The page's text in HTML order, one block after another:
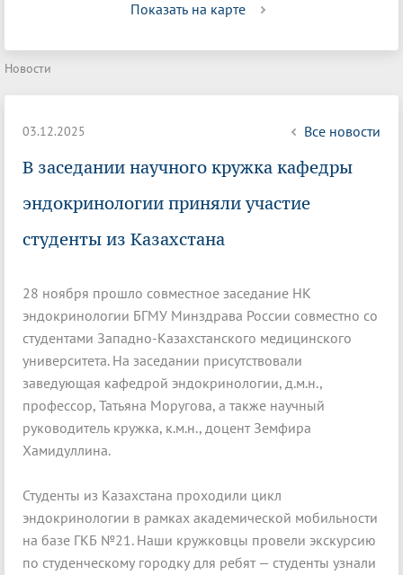
Показать на карте
Новости
03.12.2025 Все новости
В заседании научного кружка кафедры
эндокринологии приняли участие
студенты из Казахстана
28 ноября прошло совместное заседание НК
эндокринологии БГМУ Минздрава России совместно со
студентами Западно-Казахстанского медицинского
университета. На заседании присутствовали
заведующая кафедрой эндокринологии, д.м.н.,
профессор, Татьяна Моругова, а также научный
руководитель кружка, к.м.н., доцент Земфира
Хамидуллина.
Студенты из Казахстана проходили цикл
эндокринологии в рамках академической мобильности
на базе ГКБ №21. Наши кружковцы провели экскурсию
по студенческому городку для ребят — студенты узнали